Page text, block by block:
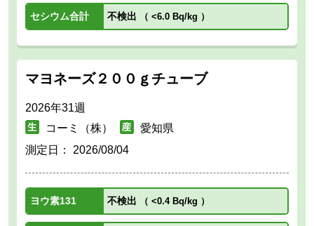
セシウム合計 不検出 （ <6.0 Bq/kg ）
マヨネーズ２００ｇチューブ
2026年31週
コーミ（株）
愛知県
測定日： 2026/08/04
ヨウ素131 不検出 （ <0.4 Bq/kg ）